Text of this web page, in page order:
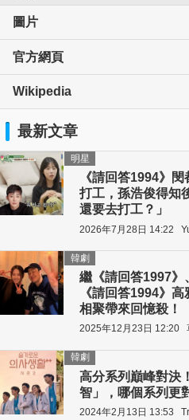
圖片
官方網頁
Wikipedia
最新文章
《請回答1994》
打工，孫浩俊得知
還要去打工？」
明星
2026年7月28日 14:22
繼《請回答1997》
《請回答1994》
相聚帶來回憶殺！
韓劇
2025年12月23日 12:20
高分系列巔峰對決
智」，哪個系列更
韓劇
2024年2月13日 13:53